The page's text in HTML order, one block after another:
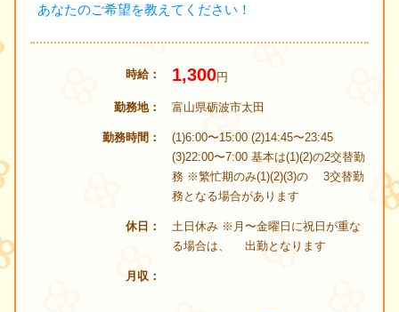
あなたのご希望を教えてください！
時給 1,300円
勤務地 富山県砺波市太田
勤務時間
(1)6:00〜15:00 (2)14:45〜23:45
(3)22:00〜7:00 基本は(1)(2)の2交替勤
務 ※繁忙期のみ(1)(2)(3)の 3交替勤
務となる場合があります
休日
土日休み ※月〜金曜日に祝日が重な
る場合は、 出勤となります
月収